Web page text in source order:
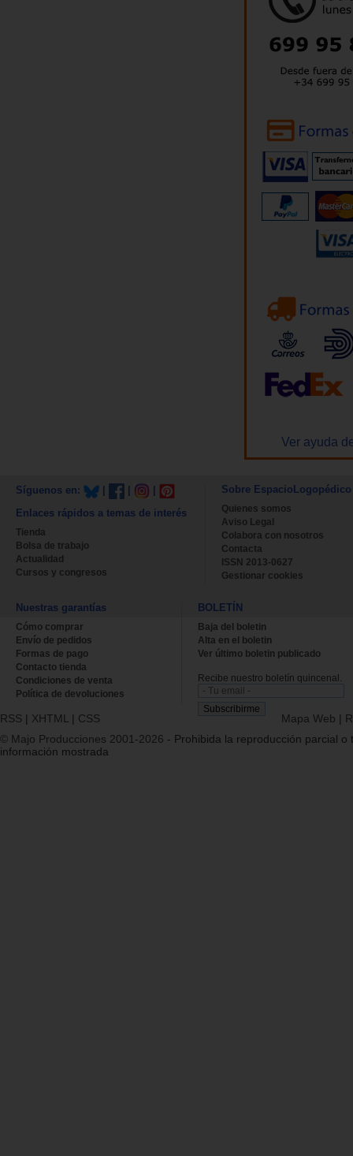
Ver ayuda
Síguenos en:
Enlaces rápidos a temas de interés
Tienda
Bolsa de trabajo
Actualidad
Cursos y congresos
Sobre EspacioLogopédico
Quienes somos
Aviso Legal
Colabora con nosotros
Contacta
ISSN 2013-0627
Gestionar cookies
Nuestras garantías
Cómo comprar
Envío de pedidos
Formas de pago
Contacto tienda
Condiciones de venta
Política de devoluciones
BOLETÍN
Baja del boletin
Alta en el boletin
Ver último boletin publicado
Recibe nuestro boletín quincenal.
RSS | XHTML | CSS Mapa Web |
© Majo Producciones 2001-2026 - Prohibida la reproducción parcial o
información mostrada